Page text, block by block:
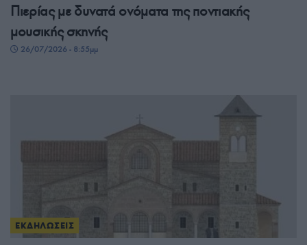
Πιερίας με δυνατά ονόματα της ποντιακής
μουσικής σκηνής
26/07/2026 - 8:55μμ
ΕΚΔΗΛΩΣΕΙΣ